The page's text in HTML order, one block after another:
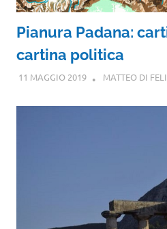
Pianura Padana:
cartina politica
11 MAGGIO 2019 MATTEO DI